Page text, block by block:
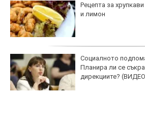
Рецепта за
и лимон
Социалното
Планира ли се
дирекциите?